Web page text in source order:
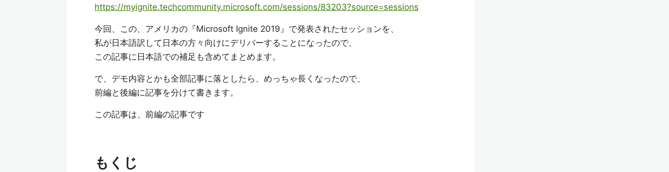
https://myignite.techcommunity.microsoft.com/sessions/83203?source=sessions
今回、この、アメリカの『Microsoft Ignite 2019』で発表されたセッションを、
私が日本語訳して日本の方々向けにデリバーすることになったので、
この記事に日本語での補足も含めてまとめます。
で、デモ内容とかも全部記事に落としたら、めっちゃ長くなったので、
前編と後編に記事を分けて書きます。
この記事は、前編の記事です
もくじ